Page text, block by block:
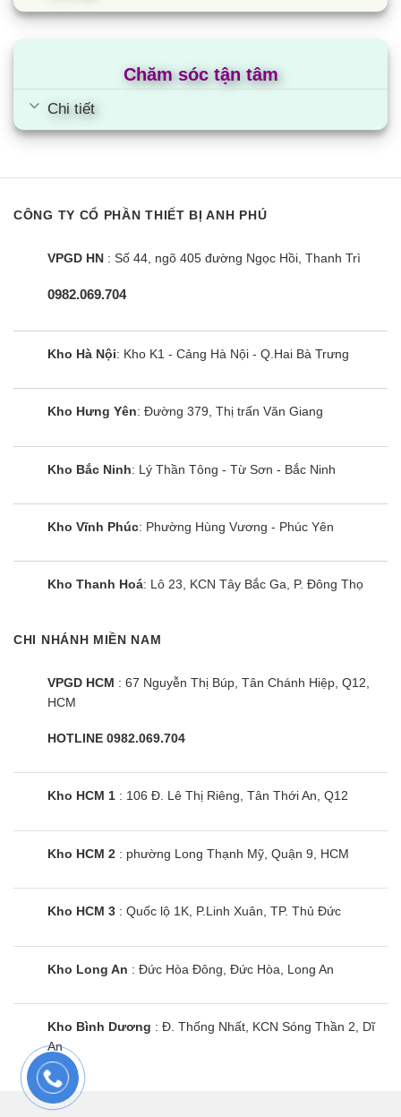
Chăm sóc tận tâm
Chi tiết
CÔNG TY CỔ PHẦN THIẾT BỊ ANH PHÚ
VPGD HN : Số 44, ngõ 405 đường Ngọc Hồi, Thanh Trì
0982.069.704
Kho Hà Nội: Kho K1 - Cảng Hà Nội - Q.Hai Bà Trưng
Kho Hưng Yên: Đường 379, Thị trấn Văn Giang
Kho Bắc Ninh: Lý Thần Tông - Từ Sơn - Bắc Ninh
Kho Vĩnh Phúc: Phường Hùng Vương - Phúc Yên
Kho Thanh Hoá: Lô 23, KCN Tây Bắc Ga, P. Đông Thọ
CHI NHÁNH MIỀN NAM
VPGD HCM : 67 Nguyễn Thị Búp, Tân Chánh Hiệp, Q12,
HCM
HOTLINE 0982.069.704
Kho HCM 1 : 106 Đ. Lê Thị Riêng, Tân Thới An, Q12
Kho HCM 2 : phường Long Thạnh Mỹ, Quận 9, HCM
Kho HCM 3 : Quốc lộ 1K, P.Linh Xuân, TP. Thủ Đức
Kho Long An : Đức Hòa Đông, Đức Hòa, Long An
Kho Bình Dương : Đ. Thống Nhất, KCN Sóng Thần 2, Dĩ
An